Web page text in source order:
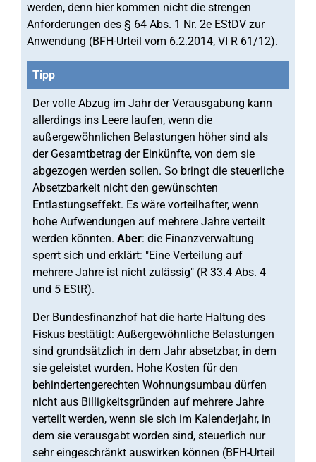
werden, denn hier kommen nicht die strengen
Anforderungen des § 64 Abs. 1 Nr. 2e EStDV zur
Anwendung (BFH-Urteil vom 6.2.2014, VI R 61/12).
Tipp
Der volle Abzug im Jahr der Verausgabung kann
allerdings ins Leere laufen, wenn die
außergewöhnlichen Belastungen höher sind als
der Gesamtbetrag der Einkünfte, von dem sie
abgezogen werden sollen. So bringt die steuerliche
Absetzbarkeit nicht den gewünschten
Entlastungseffekt. Es wäre vorteilhafter, wenn
hohe Aufwendungen auf mehrere Jahre verteilt
werden könnten. Aber: die Finanzverwaltung
sperrt sich und erklärt: "Eine Verteilung auf
mehrere Jahre ist nicht zulässig" (R 33.4 Abs. 4
und 5 EStR).
Der Bundesfinanzhof hat die harte Haltung des
Fiskus bestätigt: Außergewöhnliche Belastungen
sind grundsätzlich in dem Jahr absetzbar, in dem
sie geleistet wurden. Hohe Kosten für den
behindertengerechten Wohnungsumbau dürfen
nicht aus Billigkeitsgründen auf mehrere Jahre
verteilt werden, wenn sie sich im Kalenderjahr, in
dem sie verausgabt worden sind, steuerlich nur
sehr eingeschränkt auswirken können (BFH-Urteil